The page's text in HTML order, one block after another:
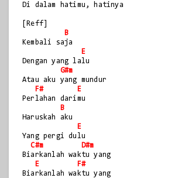
Di dalam hatimu, hatinya
[Reff]
B
Kembali saja
E
Dengan yang lalu
G#m
Atau aku yang mundur
F#
E
Perlahan darimu
B
Haruskah aku
E
Yang pergi dulu
C#m
D#m
Biarkanlah waktu yang
E
F#
Biarkanlah waktu yang